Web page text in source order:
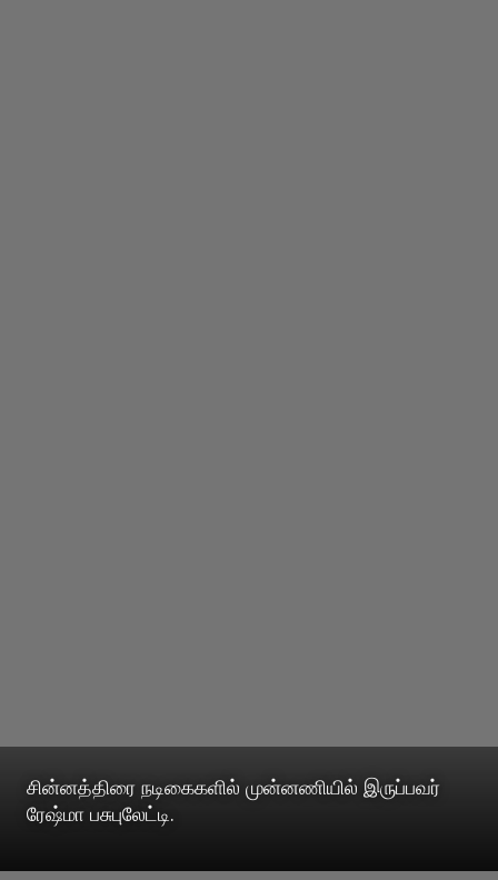
சின்னத்திரை நடிகைகளில் முன்னணியில் இருப்பவர்
ரேஷ்மா பசுபுலேட்டி.